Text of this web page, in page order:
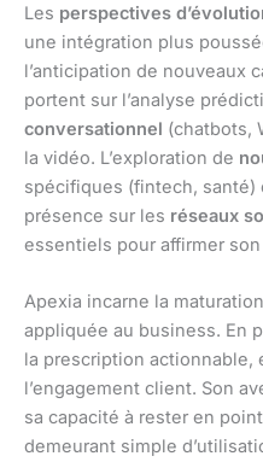
Les perspectives
une intégration plus
l’anticipation de nouveaux
portent sur l’analyse
conversationnel (chatbots,
la vidéo. L’exploration de
spécifiques (fintech, santé)
présence sur les réseaux
essentiels pour affirmer
Apexia incarne la
appliquée au business. En
la prescription
l’engagement client. Son
sa capacité à rester en
demeurant simple